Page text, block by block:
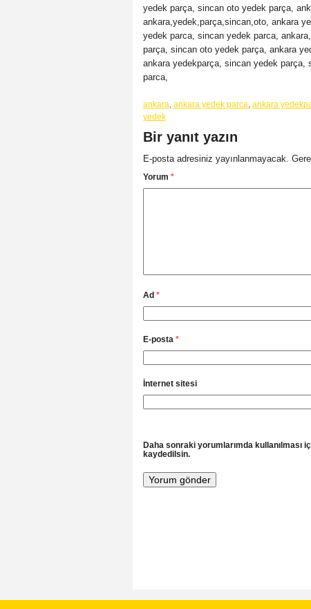
yedek parça, sincan oto yedek parça,
ankara,yedek,parça,sincan,oto, ankara
yedek parca, sincan yedek parca,
parça, sincan oto yedek parça, ankara
ankara yedekparça, sincan yedek
parca,
ankara, ankara yedek parca, ankara
yedek
Bir yanıt yazın
E-posta adresiniz yayınlanmayacak.
Yorum *
Ad *
E-posta *
İnternet sitesi
Daha sonraki yorumlarımda kullanılması
kaydedilsin.